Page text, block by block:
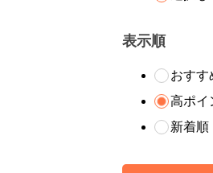
表示順
おすす
高ポイ
新着順